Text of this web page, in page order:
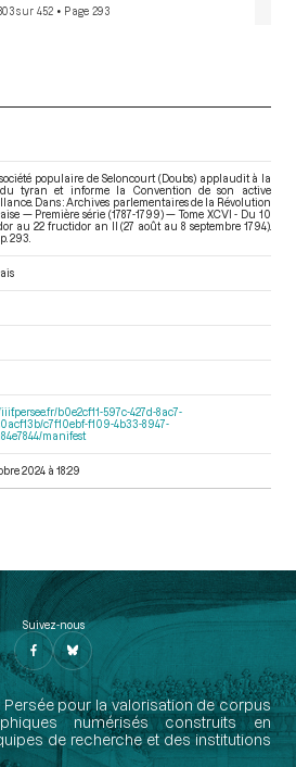
sur 452 • Page 293
société populaire de Seloncourt (Doubs) applaudit à la
tyran et informe la Convention de son active
Dans : Archives parlementaires de la Révolution
— Première série (1787-1799) — Tome XCVI - Du 10
au 22 fructidor an II (27 août au 8 septembre 1794).
293.
iiif.persee.fr/b0e2cf11-597c-427d-8ac7-
c7f10ebf-f109-4b33-8947-
manifest
2024 à 18:29
Suivez-nous
pour la valorisation de corpus
numérisés construits en
de recherche et des institutions